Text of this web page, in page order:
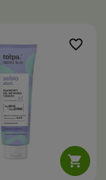

favorite_border